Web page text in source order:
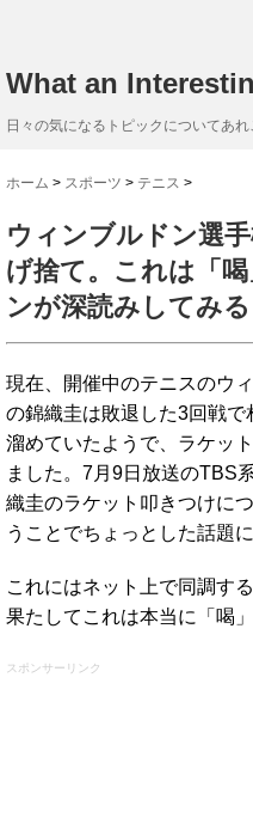
What an
日々の気になるトピックについてあ
ホーム > スポーツ > テニス >
ウィンブルドン選
げ捨て。これは「
ンが深読みしてみる
現在、開催中のテニスのウ
の錦織圭は敗退した3回戦
溜めていたようで、ラケッ
ました。7月9日放送のTBS
織圭のラケット叩きつけに
うことでちょっとした話題
これにはネット上で同調す
果たしてこれは本当に「喝
スポンサーリンク